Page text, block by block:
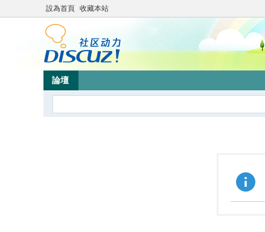
設為首頁 收藏本站
論壇